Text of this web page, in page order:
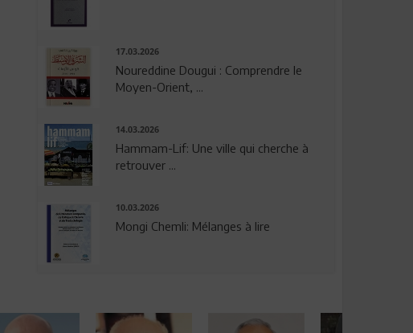
17.03.2026
Noureddine Dougui : Comprendre le
Moyen-Orient, ...
14.03.2026
Hammam-Lif: Une ville qui cherche à
retrouver ...
10.03.2026
Mongi Chemli: Mélanges à lire